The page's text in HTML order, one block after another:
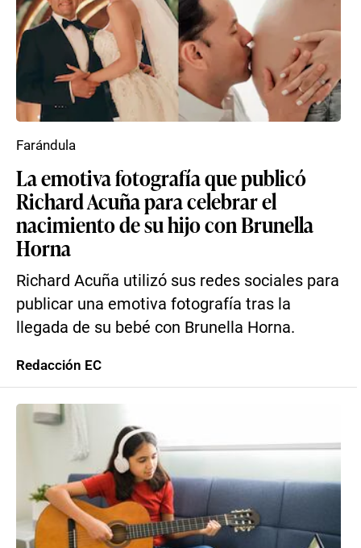
La emotiva fotografía que publicó
Richard Acuña para celebrar el
nacimiento de su hijo con Brunella
Horna
Richard Acuña utilizó sus redes sociales para
publicar una emotiva fotografía tras la
llegada de su bebé con Brunella Horna.
Farándula
Redacción EC